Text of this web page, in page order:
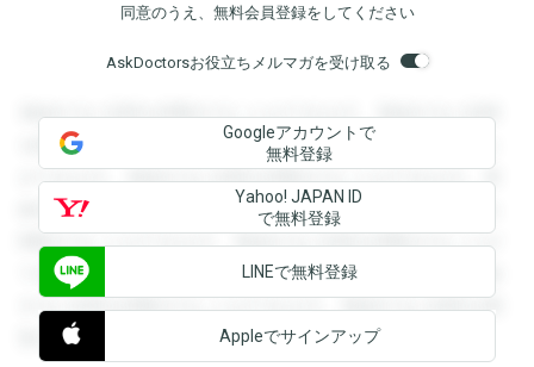
同意のうえ、無料会員登録をしてください
AskDoctorsお役立ちメルマガを受け取る
登録すると回答を閲覧することができます。登録すると回答
を閲覧することができます。登録すると回答を閲覧すること
ができます。登録すると回答を閲覧することができます。登
録すると回答を閲覧することができます。登録すると回答を
閲覧することができます。登録すると回答を閲覧することが
できます。登録すると回答を閲覧することができます。登録
すると回答を閲覧することができます。登録すると回答を閲
覧することができます。
Googleアカウントで
無料登録
Yahoo! JAPAN ID
で無料登録
LINEで無料登録
Appleでサインアップ